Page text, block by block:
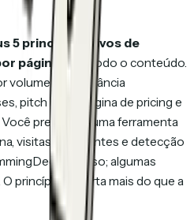
5 principais ativos de
página.
Não todo o conteúdo.
volume ou relevância
pitch deck, página de pricing e
precisa de uma ferramenta
visitas recorrentes e detecção
faz isso; algumas
princípio importa mais do que a